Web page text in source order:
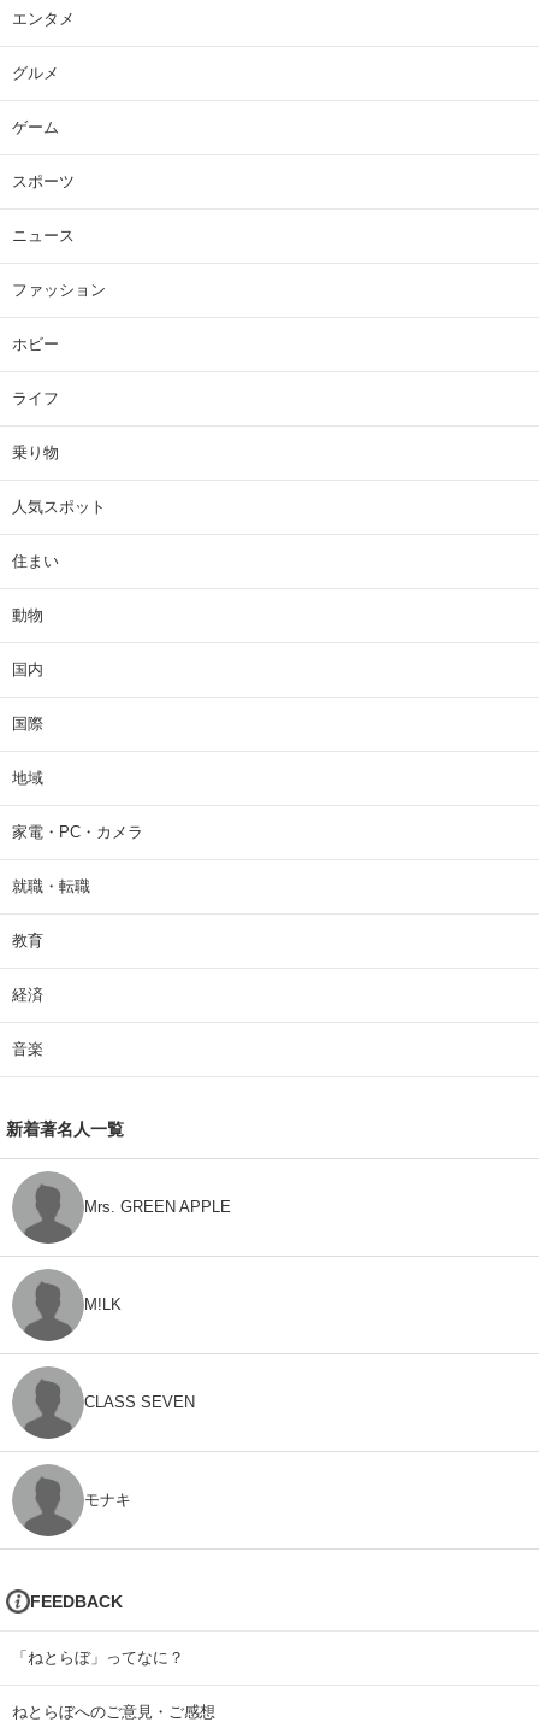
エンタメ
グルメ
ゲーム
スポーツ
ニュース
ファッション
ホビー
ライフ
乗り物
人気スポット
住まい
動物
国内
国際
地域
家電・PC・カメラ
就職・転職
教育
経済
音楽
新着著名人一覧
Mrs. GREEN APPLE
M!LK
CLASS SEVEN
モナキ
FEEDBACK
「ねとらぼ」ってなに？
ねとらぼへのご意見・ご感想